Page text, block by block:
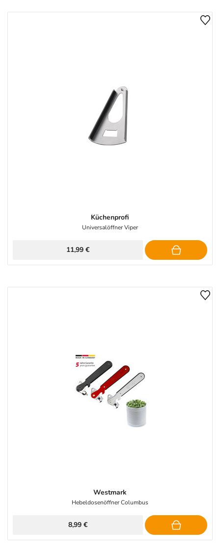
Küchenprofi
Universalöffner Viper
11,99 €
Westmark
Hebeldosenöffner Columbus
8,99 €